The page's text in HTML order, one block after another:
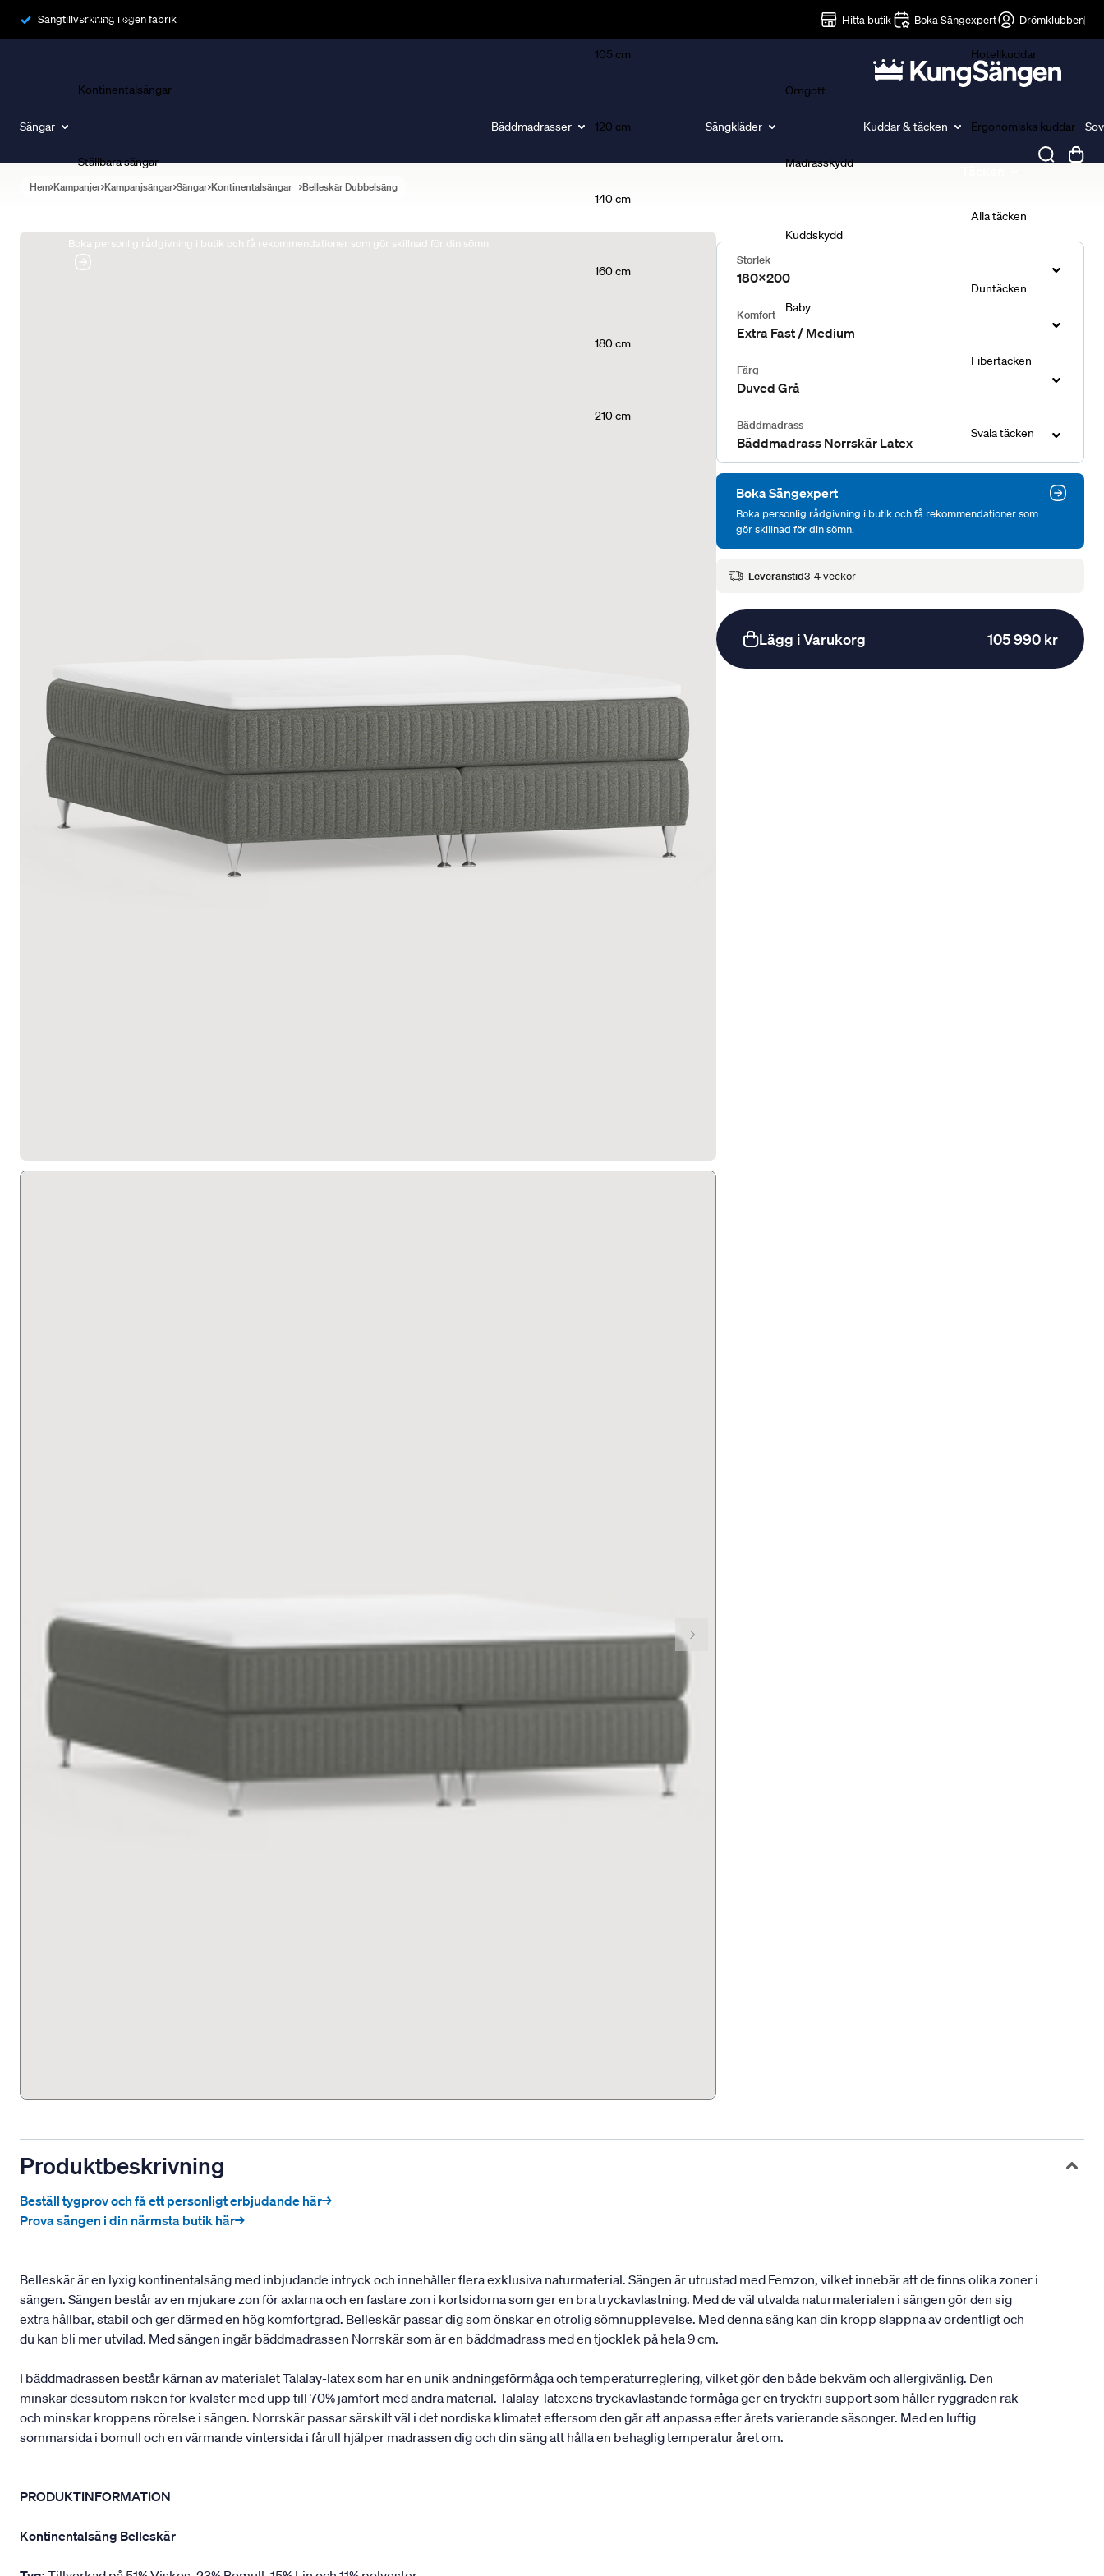
Sängtillverkning i egen fabrik Hitta butik Boka Sängexpert Drömklubben
Sängar
Ramsängar
Kontinentalsängar
Ställbara sängar
Boka personlig rådgivning i butik och få rekommendationer som gör skillnad för din sömn.
Bäddmadrasser
105 cm
120 cm
140 cm
160 cm
180 cm
210 cm
Sängkläder
Örngott
Madrasskydd
Kuddskydd
Baby
Kuddar & täcken
Hotellkuddar
Ergonomiska kuddar
Alla täcken
Duntäcken
Fibertäcken
Svala täcken
Hem Kampanjer Kampanjsängar Sängar Kontinentalsängar Belleskär Dubbelsäng
Storlek
180x200
Komfort
Extra Fast / Medium
Färg
Duved Grå
Bäddmadrass
Bäddmadrass Norrskär Latex
Boka Sängexpert
Boka personlig rådgivning i butik och få rekommendationer som
gör skillnad för din sömn.
Leveranstid3-4 veckor
Lägg i Varukorg 105 990 kr
Produktbeskrivning
Beställ tygprov och få ett personligt erbjudande här→
Prova sängen i din närmsta butik här→
Belleskär är en lyxig kontinentalsäng med inbjudande intryck och innehåller flera exklusiva naturmaterial. Sängen är utrustad med Femzon, vilket innebär att de finns olika zoner i
sängen. Sängen består av en mjukare zon för axlarna och en fastare zon i kortsidorna som ger en bra tryckavlastning. Med de väl utvalda naturmaterialen i sängen gör den sig
extra hållbar, stabil och ger därmed en hög komfortgrad. Belleskär passar dig som önskar en otrolig sömnupplevelse. Med denna säng kan din kropp slappna av ordentligt och
du kan bli mer utvilad. Med sängen ingår bäddmadrassen Norrskär som är en bäddmadrass med en tjocklek på hela 9 cm.
I bäddmadrassen består kärnan av materialet Talalay-latex som har en unik andningsförmåga och temperaturreglering, vilket gör den både bekväm och allergivänlig. Den
minskar dessutom risken för kvalster med upp till 70% jämfört med andra material. Talalay-latexens tryckavlastande förmåga ger en tryckfri support som håller ryggraden rak
och minskar kroppens rörelse i sängen. Norrskär passar särskilt väl i det nordiska klimatet eftersom den går att anpassa efter årets varierande säsonger. Med en luftig
sommarsida i bomull och en värmande vintersida i fårull hjälper madrassen dig och din säng att hålla en behaglig temperatur året om.
PRODUKTINFORMATION
Kontinentalsäng Belleskär